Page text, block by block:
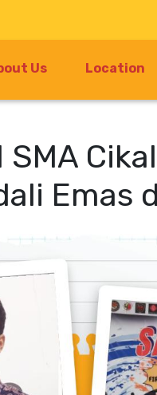
Us Location
SMA
Emas